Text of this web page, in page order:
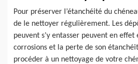
Pour préserver l’étanchéité du
de le nettoyer régulièrement. Les
peuvent s’y entasser peuvent en
corrosions et la perte de son
procéder à un nettoyage de votre